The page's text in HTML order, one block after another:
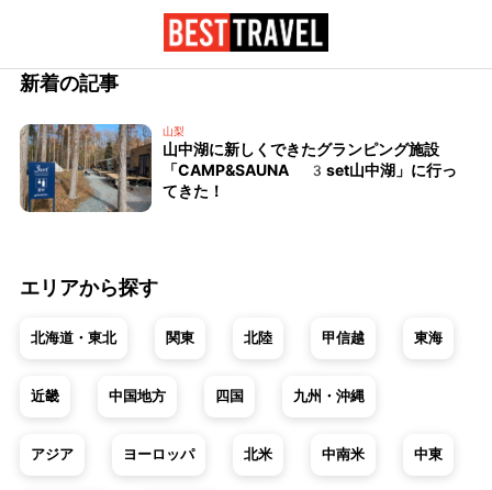
新着の記事
山梨
山中湖に新しくできたグランピング施設
「CAMP&SAUNA 3set山中湖」に行っ
てきた！
エリアから探す
北海道・東北 関東 北陸 甲信越 東海
近畿 中国地方 四国 九州・沖縄
アジア ヨーロッパ 北米 中南米 中東